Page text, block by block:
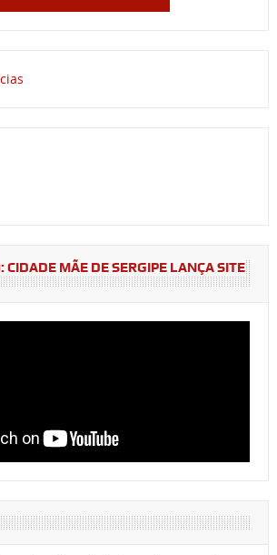
CIDADE MÃE DE SERGIPE LANÇA SITE